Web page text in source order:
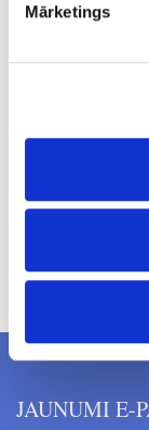
Mārketings
Cenas norādītas
brīdinājuma.
JAUNUMI E-